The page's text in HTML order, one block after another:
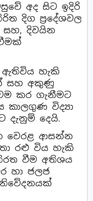
අද සිට ඉදිරි
දිග ප්‍රදේශවල
සහ, දිවයින
හැකි
සහ අකුණු
කර ගැනීමට
කාලගුණ විද්‍යා
දැනුම් දෙයි.
වෙරළ ආසන්න
රළු විය හැකි
වීම අතිශය
හා ජලජ